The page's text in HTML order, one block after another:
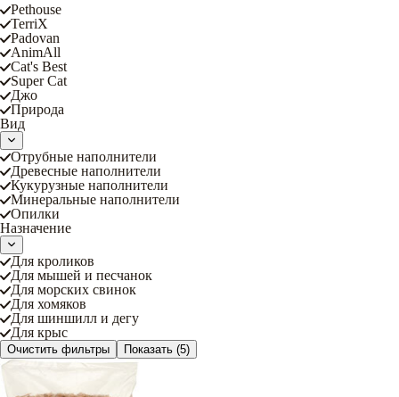
Pethouse
TerriX
Padovan
AnimAll
Cat's Best
Super Cat
Джо
Природа
Вид
Отрубные наполнители
Древесные наполнители
Кукурузные наполнители
Минеральные наполнители
Опилки
Назначение
Для кроликов
Для мышей и песчанок
Для морских свинок
Для хомяков
Для шиншилл и дегу
Для крыс
Очистить фильтры Показать (5)